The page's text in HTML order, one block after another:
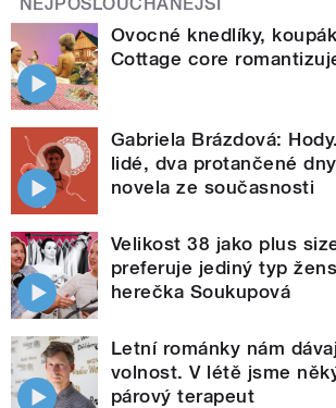
Ovocné knedlíky,
Cottage core
Gabriela Brázdová:
lidé, dva protančené
novela ze současnosti
Velikost 38 jako plus
preferuje jediný typ
herečka Soukupová
Letní románky nám
volnost. V létě jsme
párový terapeut